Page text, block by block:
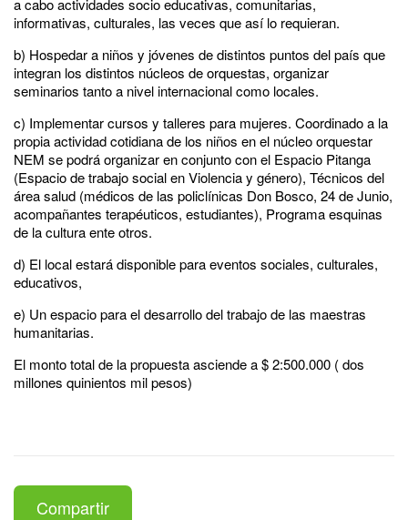
informativas, culturales, las veces que así lo requieran.
b) Hospedar a niños y jóvenes de distintos puntos del país que
integran los distintos núcleos de orquestas, organizar
seminarios tanto a nivel internacional como locales.
c) Implementar cursos y talleres para mujeres. Coordinado a la
propia actividad cotidiana de los niños en el núcleo orquestar
NEM se podrá organizar en conjunto con el Espacio Pitanga
(Espacio de trabajo social en Violencia y género), Técnicos del
área salud (médicos de las policlínicas Don Bosco, 24 de Junio,
acompañantes terapéuticos, estudiantes), Programa esquinas
de la cultura ente otros.
d) El local estará disponible para eventos sociales, culturales,
educativos,
e) Un espacio para el desarrollo del trabajo de las maestras
humanitarias.
El monto total de la propuesta asciende a $ 2:500.000 ( dos
millones quinientos mil pesos)
Compartir